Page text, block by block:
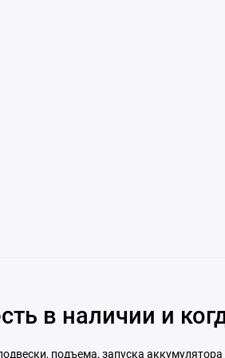
в наличии и
подъема, запуска